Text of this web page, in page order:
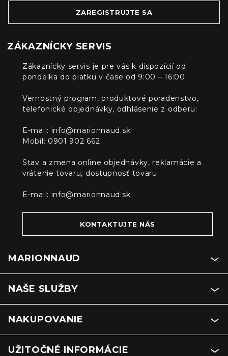
ZAREGISTRUJTE SA
ZÁKAZNÍCKY SERVIS
Zákaznícky servis je pre vás k dispozícií od
pondelka do piatku v čase od 9:00 – 16:00.
Vernostný program, produktové poradenstvo,
telefonické objednávky, odhlásenie z odberu:
E-mail: info@marionnaud.sk
Mobil: 0901 902 662
Stav a zmena online objednávky, reklamácie a
vrátenie tovaru, dostupnosť tovaru:
E-mail: info@marionnaud.sk
KONTAKTUJTE NÁS
MARIONNAUD
NAŠE SLUŽBY
NAKUPOVANIE
UŽITOČNÉ INFORMÁCIE